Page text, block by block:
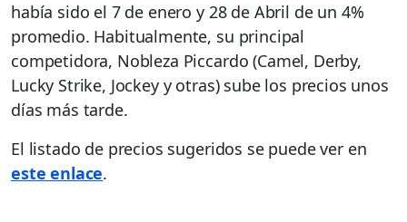
había sido el 7 de enero y 28 de Abril de un 4%
promedio. Habitualmente, su principal
competidora, Nobleza Piccardo (Camel, Derby,
Lucky Strike, Jockey y otras) sube los precios unos
días más tarde.
El listado de precios sugeridos se puede ver en
este enlace.